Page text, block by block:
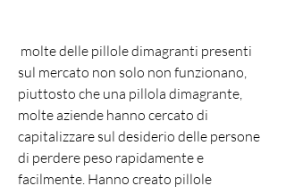
sul mercato non solo non funzionano,
piuttosto che una pillola dimagrante,
molte aziende hanno cercato di
capitalizzare sul desiderio delle persone
di perdere peso rapidamente e
facilmente. Hanno creato pillole